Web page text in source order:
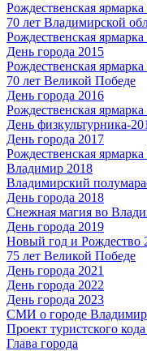
Рождественская
70 лет Владимирской
Рождественская
День города 2015
Рождественская
70 лет Великой Победе
День города 2016
Рождественская
День физкультурника-
День города 2017
Рождественская
Владимир 2018
Владимирский
День города 2018
Снежная магия во
День города 2019
Новый год и Рождество
75 лет Великой Победе
День города 2021
День города 2022
День города 2023
СМИ о городе
Проект туристского
Глава города